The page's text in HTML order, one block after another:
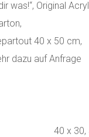
was!“, Original
40 x 50 cm,
dazu auf Anfrage
40 x 30,